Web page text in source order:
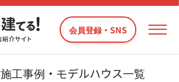
会員登録・SNS
施工事例・モデルハウス一覧